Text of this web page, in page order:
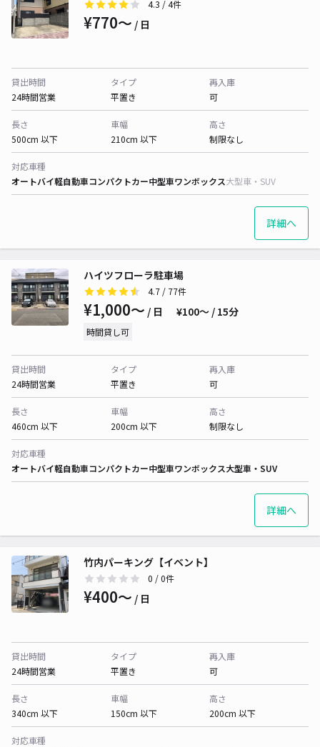
4.3 / 4件
¥770〜 / 日
貸出時間
24時間営業
タイプ
平置き
再入庫
可
長さ
500cm 以下
車幅
210cm 以下
高さ
制限なし
対応車種
オートバイ軽自動車コンパクトカー中型車ワンボックス大型車・SUV
詳細へ
ハイツフローラ駐車場
4.7 / 77件
¥1,000〜 / 日 ¥100〜 / 15分
時間貸し可
貸出時間
24時間営業
タイプ
平置き
再入庫
可
長さ
460cm 以下
車幅
200cm 以下
高さ
制限なし
対応車種
オートバイ軽自動車コンパクトカー中型車ワンボックス大型車・SUV
詳細へ
竹内パーキング【イベント】
0 / 0件
¥400〜 / 日
貸出時間
24時間営業
タイプ
平置き
再入庫
可
長さ
340cm 以下
車幅
150cm 以下
高さ
200cm 以下
対応車種